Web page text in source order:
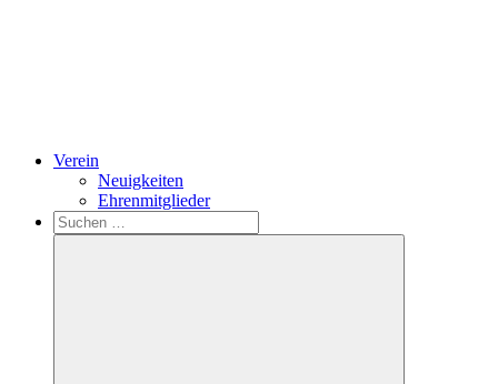
Verein
Neuigkeiten
Ehrenmitglieder
Search
Suchen
nach: